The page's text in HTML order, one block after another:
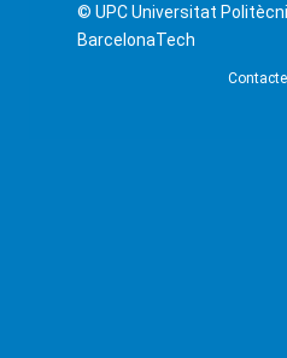
© UPCUniversitat
BarcelonaTech
Contacte